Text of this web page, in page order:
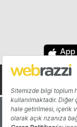
Hakkında